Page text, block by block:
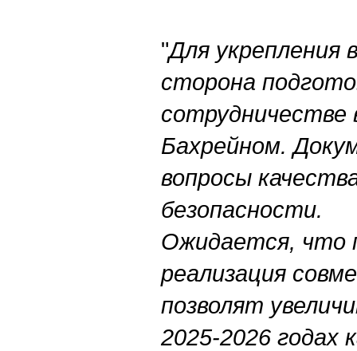
"Для укрепления
сторона
Бахрейном.
вопросы
безопасности.
Ожидается, что
реализация
позволят
2025-2026 годах